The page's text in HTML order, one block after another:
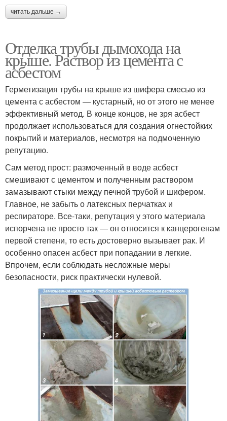
читать дальше →
Отделка трубы дымохода на
крыше. Раствор из цемента с
асбестом
Герметизация трубы на крыше из шифера смесью из
цемента с асбестом — кустарный, но от этого не менее
эффективный метод. В конце концов, не зря асбест
продолжает использоваться для создания огнестойких
покрытий и материалов, несмотря на подмоченную
репутацию.
Сам метод прост: размоченный в воде асбест
смешивают с цементом и полученным раствором
замазывают стыки между печной трубой и шифером.
Главное, не забыть о латексных перчатках и
респираторе. Все-таки, репутация у этого материала
испорчена не просто так — он относится к канцерогенам
первой степени, то есть достоверно вызывает рак. И
особенно опасен асбест при попадании в легкие.
Впрочем, если соблюдать несложные меры
безопасности, риск практически нулевой.